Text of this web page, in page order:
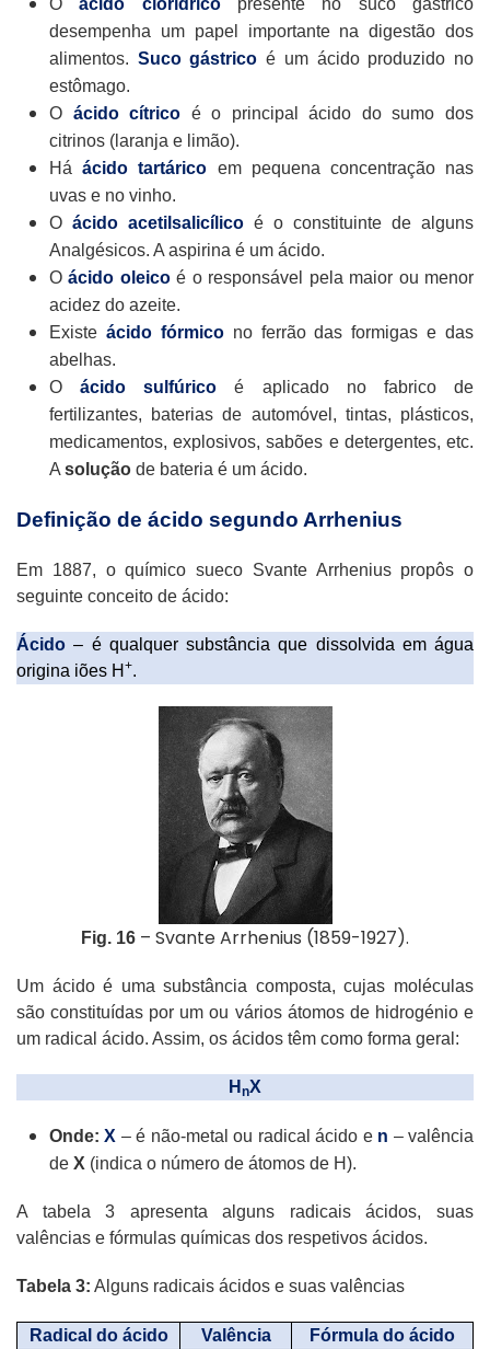
Oácido clorídrico
presente no suco gástrico
desempenha um papel importante na digestão dos
alimentos. Suco gástrico é um ácido produzido no
estômago.
O ácido cítrico é o principal ácido do sumo dos
citrinos (laranja e limão).
Háácido tartárico em pequena concentração nas
uvas e no vinho.
O ácido acetilsalicílico é o constituinte de alguns
Analgésicos. A aspirina é um ácido.
Oácido oleico é o responsável pela maior ou menor
acidez do azeite.
Existe ácido fórmico no ferrão das formigas e das
abelhas.
Oácido sulfúrico
é aplicado no fabrico de
fertilizantes, baterias de automóvel, tintas, plásticos,
medicamentos, explosivos, sabões e detergentes, etc.
A solução de bateria é um ácido.
Definição de ácido segundo Arrhenius
Em 1887, o químico sueco Svante Arrhenius propôs o
seguinte conceito de ácido:
Ácido – é qualquer substância que dissolvida em água
origina iões H +.
Fig. 16 – Svante Arrhenius (1859-1927).
Um ácido é uma substância composta, cujas moléculas
são constituídas por um ou vários átomos de hidrogénio e
um radical ácido. Assim, os ácidos têm como forma geral:
H nX
Onde: X – é não-metal ou radical ácido e n – valência
de X (indica o número de átomos de H).
A tabela 3 apresenta alguns radicais ácidos, suas
valências e fórmulas químicas dos respetivos ácidos.
Tabela 3: Alguns radicais ácidos e suas valências
Radical do ácido Valência
Fórmula do ácido